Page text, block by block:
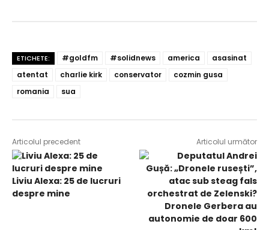
ETICHETE: #goldfm #solidnews america
asasinat
atentat
charlie kirk conservator
cozmin gusa
romania
sua
Articolul precedent
Liviu Alexa: 25 de lucruri
despre mine
Articolul următor